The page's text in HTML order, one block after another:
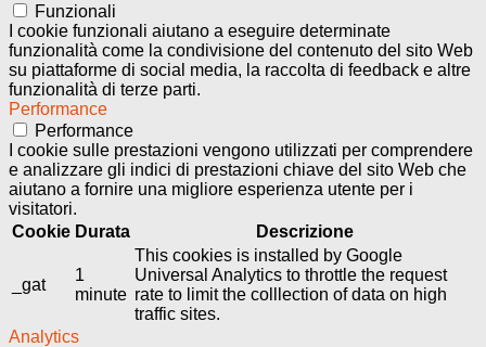
Funzionali
I cookie funzionali aiutano a eseguire determinate
funzionalità come la condivisione del contenuto del sito Web
su piattaforme di social media, la raccolta di feedback e altre
funzionalità di terze parti.
Performance
Performance
I cookie sulle prestazioni vengono utilizzati per comprendere
e analizzare gli indici di prestazioni chiave del sito Web che
aiutano a fornire una migliore esperienza utente per i
visitatori.
Cookie Durata Descrizione
_gat
1
minute
This cookies is installed by Google
Universal Analytics to throttle the request
rate to limit the colllection of data on high
traffic sites.
Analytics